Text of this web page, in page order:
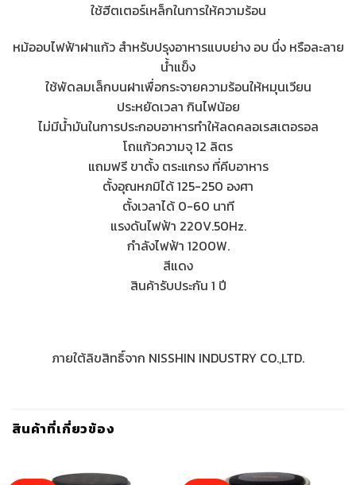
ใช้ฮีตเตอร์เหล็กในการให้ความร้อน
หม้ออบไฟฟ้าฝาแก้ว สำหรับปรุงอาหารแบบย่าง อบ นึ่ง หรือละลาย
น้ำแข็ง
ใช้พัดลมเล็กบนฝาเพื่อกระจายความร้อนให้หมุนเวียน
ประหยัดเวลา กินไฟน้อย
ไม่มีน้ำมันในการประกอบอาหารทำให้ลดคลอเรสเตอรอล
โถแก้วความจุ 12 ลิตร
แถมฟรี ขาตั้ง ตระแกรง ที่คีบอาหาร
ตั้งอุณหภมิได้ 125-250 องศา
ตั้งเวลาได้ 0-60 นาที
แรงดันไฟฟ้า 220V.50Hz.
กำลังไฟฟ้า 1200W.
สีแดง
สินค้ารับประกัน 1 ปี
ภายใต้ลิขสิทธิ์จาก NISSHIN INDUSTRY CO.,LTD.
สินค้าที่เกี่ยวข้อง